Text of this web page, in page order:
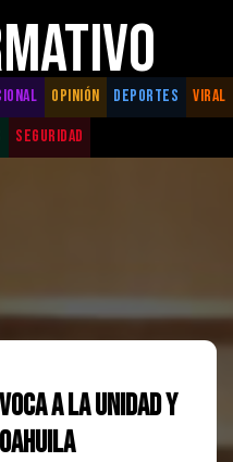
OPINIÓN DEPORTES
VIRAL
SEGURIDAD
a la unidad y